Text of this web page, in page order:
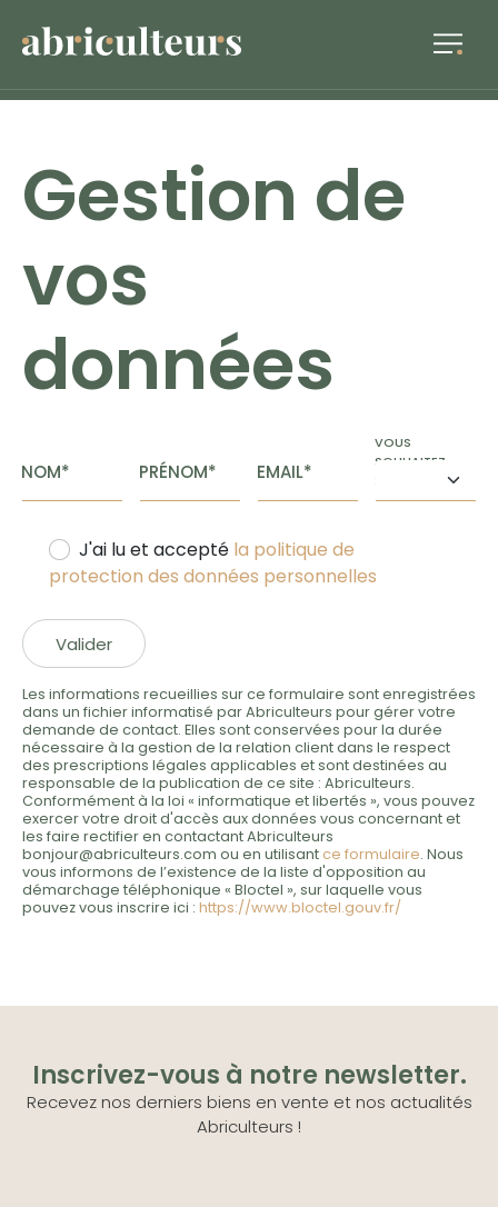
Gestion de
vos
données
NOM* PRÉNOM* EMAIL*
VOUS
SOUHAITEZ
J'ai lu et accepté la politique de
protection des données personnelles
Valider
Les informations recueillies sur ce formulaire sont enregistrées
dans un fichier informatisé par Abriculteurs pour gérer votre
demande de contact. Elles sont conservées pour la durée
nécessaire à la gestion de la relation client dans le respect
des prescriptions légales applicables et sont destinées au
responsable de la publication de ce site : Abriculteurs.
Conformément à la loi « informatique et libertés », vous pouvez
exercer votre droit d'accès aux données vous concernant et
les faire rectifier en contactant Abriculteurs
bonjour@abriculteurs.com ou en utilisant ce formulaire. Nous
vous informons de l’existence de la liste d'opposition au
démarchage téléphonique « Bloctel », sur laquelle vous
pouvez vous inscrire ici : https://www.bloctel.gouv.fr/
Inscrivez-vous à notre newsletter.
Recevez nos derniers biens en vente et nos actualités
Abriculteurs !